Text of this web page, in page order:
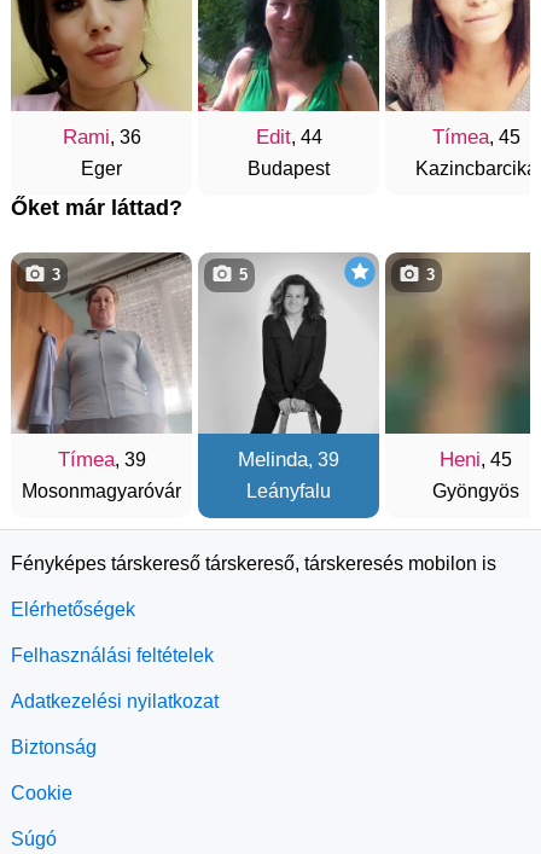
Rami, 36
Eger
Edit, 44
Budapest
Tímea, 45
Kazincbarcika
Őket már láttad?
Tímea, 39
Mosonmagyaróvár
3
Melinda, 39
Leányfalu
5
Heni, 45
Gyöngyös
3
Fényképes társkereső társkereső, társkeresés mobilon is
Elérhetőségek
Felhasználási feltételek
Adatkezelési nyilatkozat
Biztonság
Cookie
Súgó